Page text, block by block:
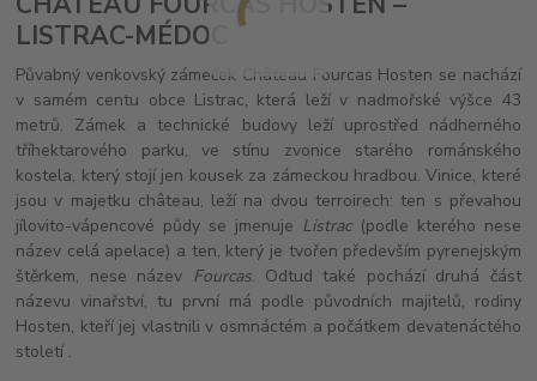
LISTRAC-MÉDOC
Půvabný venkovský zámeček Château Fourcas Hosten se nachází
v samém centu obce Listrac, která leží v nadmořské výšce 43
metrů. Zámek a technické budovy leží uprostřed nádherného
tříhektarového parku, ve stínu zvonice starého románského
kostela, který stojí jen kousek za zámeckou hradbou. Vinice, které
jsou v majetku château, leží na dvou terroirech: ten s převahou
jílovito-vápencové půdy se jmenuje Listrac(podle kterého nese
název celá apelace) a ten, který je tvořen především pyrenejským
štěrkem, nese název Fourcas. Odtud také pochází druhá část
názevu vinařství, tu první má podle původních majitelů, rodiny
Hosten, kteří jej vlastnili v osmnáctém a počátkem devatenáctého
století .